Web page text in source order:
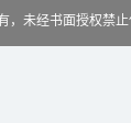
，未经书面授权